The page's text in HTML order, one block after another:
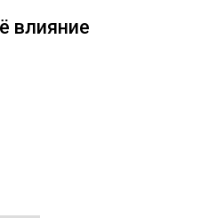
влияние